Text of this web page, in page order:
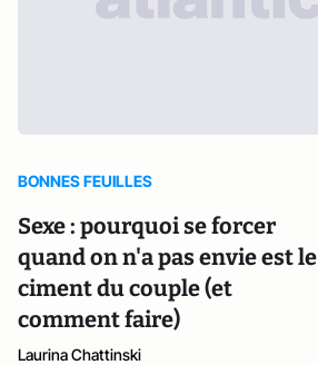
BONNES FEUILLES
Sexe : pourquoi se forcer
quand on n'a pas envie est le
ciment du couple (et
comment faire)
Laurina Chattinski